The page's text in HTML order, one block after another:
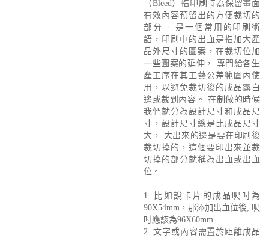
（Bleed）指印刷時為保留畫面
有效內容預留出的方便裁切的
部分。 是一個常用的印刷術
語，印刷中的出血是指加大產
品外尺寸的圖案，在裁切位加
一些圖案的延伸， 專門給各生
產工序在其工藝公差範圍內使
用，以避免裁切後的成品露白
邊或裁到內容。 在制做的時候
我們就分為設計尺寸和成品尺
寸，設計尺寸總是比成品尺寸
大， 大出來的邊是要在印刷後
裁切掉的，這個要印出來並裁
切掉的部分就稱為出血或出血
位。
1. 比如說卡片的成品呎吋為
90X54mm，那添加出血位後, 呎
吋應該為96X60mm
2. 文字或內容需置於距離成品